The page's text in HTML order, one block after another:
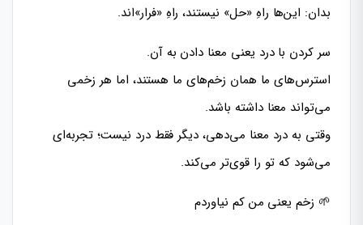
بدان: این‌ها راهِ «حل» نیستند، راهِ «فرار»‌اند.
سر کردن با درد یعنی معنا دادن به آن.
استرس‌های ما همان زخم‌های ما هستند، اما هر زخمی
می‌تواند معنا داشته باشد.
وقتی به درد معنا می‌دهی، دیگر فقط درد نیست؛ تجربه‌ای
می‌شود که تو را قوی‌تر می‌کند.
🌱 زخم یعنی من کم نیاوردم